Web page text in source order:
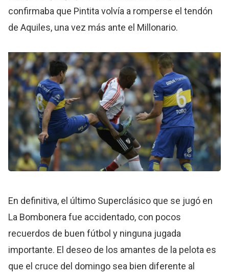
confirmaba que Pintita volvía a romperse el tendón
de Aquiles, una vez más ante el Millonario.
En definitiva, el último Superclásico que se jugó en
La Bombonera fue accidentado, con pocos
recuerdos de buen fútbol y ninguna jugada
importante. El deseo de los amantes de la pelota es
que el cruce del domingo sea bien diferente al